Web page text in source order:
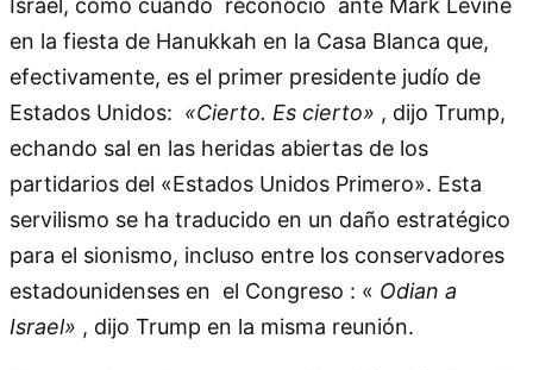
Israel, como cuando reconoció ante Mark Levine
en la fiesta de Hanukkah en la Casa Blanca que,
efectivamente, es el primer presidente judío de
Estados Unidos: «Cierto. Es cierto» , dijo Trump,
echando sal en las heridas abiertas de los
partidarios del «Estados Unidos Primero». Esta
servilismo se ha traducido en un daño estratégico
para el sionismo, incluso entre los conservadores
estadounidenses en el Congreso : « Odian a
Israel» , dijo Trump en la misma reunión.